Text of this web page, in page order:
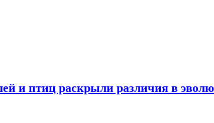
и птиц раскрыли различия в